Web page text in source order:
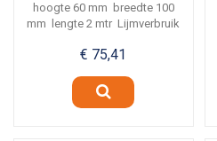
hoogte 60 mm breedte 100
mm lengte 2 mtr Lijmverbruik
€ 75,41